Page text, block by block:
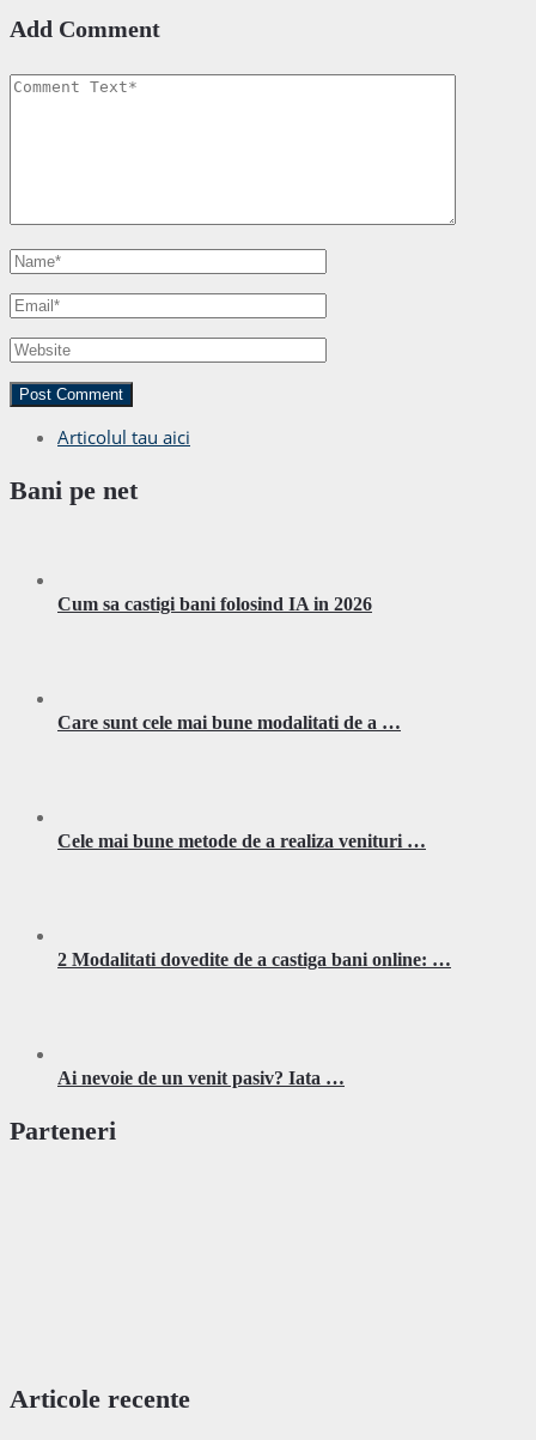
Add Comment
Articolul tau aici
Bani pe net
Cum sa castigi bani folosind IA in 2026
Care sunt cele mai bune modalitati de a …
Cele mai bune metode de a realiza venituri …
2 Modalitati dovedite de a castiga bani online: …
Ai nevoie de un venit pasiv? Iata …
Parteneri
Articole recente